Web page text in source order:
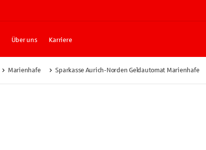
Über uns Karriere
Marienhafe Sparkasse Aurich-Norden Geldautomat Marienhafe